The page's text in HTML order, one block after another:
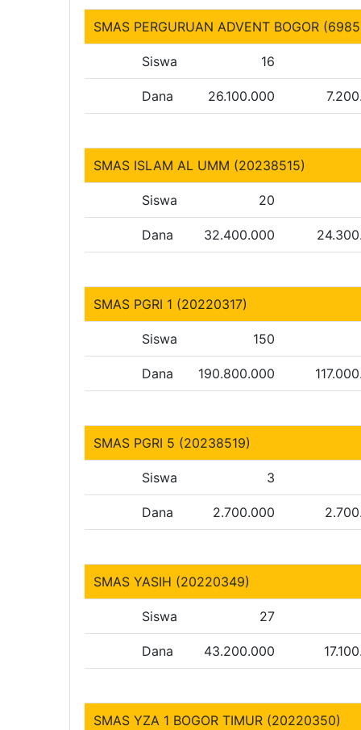
SMAS PERGURUAN ADVENT BOGOR
Siswa 16
Dana 26.100.000
SMAS ISLAM AL UMM (20238515)
Siswa 20
Dana 32.400.000
SMAS PGRI 1 (20220317)
Siswa 150
Dana 190.800.000
SMAS PGRI 5 (20238519)
Siswa 3
Dana 2.700.000
SMAS YASIH (20220349)
Siswa 27
Dana 43.200.000
SMAS YZA 1 BOGOR TIMUR (20220350)